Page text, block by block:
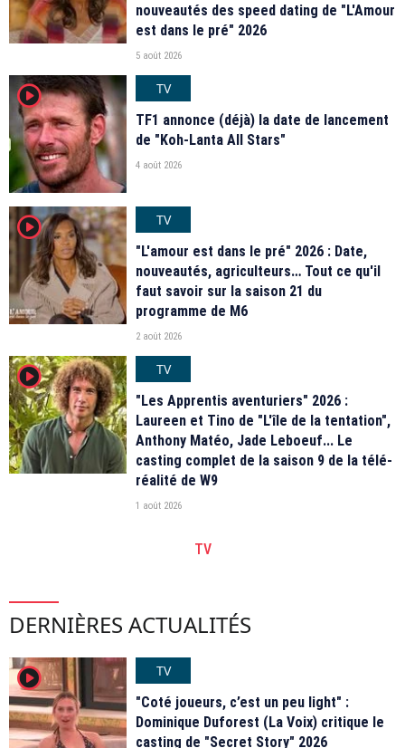
nouveautés des speed dating de "L'Amour
est dans le pré" 2026
5 août 2026
player2
TV
TF1 annonce (déjà) la date de lancement
de "Koh-Lanta All Stars"
4 août 2026
player2
TV
"L'amour est dans le pré" 2026 : Date,
nouveautés, agriculteurs… Tout ce qu'il
faut savoir sur la saison 21 du
programme de M6
2 août 2026
player2
TV
"Les Apprentis aventuriers" 2026 :
Laureen et Tino de "L'île de la tentation",
Anthony Matéo, Jade Leboeuf... Le
casting complet de la saison 9 de la télé-
réalité de W9
1 août 2026
TV
DERNIÈRES ACTUALITÉS
player2
TV
"Coté joueurs, c’est un peu light" :
Dominique Duforest (La Voix) critique le
casting de "Secret Story" 2026